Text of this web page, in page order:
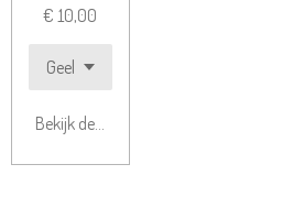
€ 10,00
Bekijk details